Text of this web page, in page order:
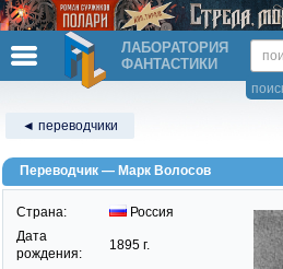
ЛАБОРАТОРИЯ
ФАНТАСТИКИ
◄ переводчики
Переводчик — Марк Волосов
Страна:
Россия
Дата
рождения:
1895 г.